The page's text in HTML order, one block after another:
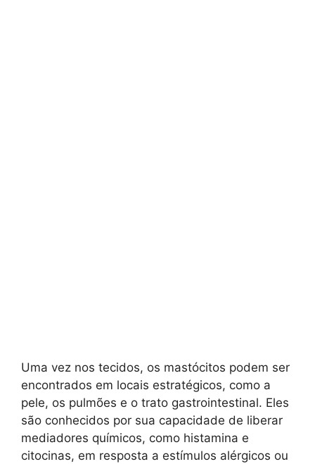
Uma vez nos tecidos, os mastócitos podem ser
encontrados em locais estratégicos, como a
pele, os pulmões e o trato gastrointestinal. Eles
são conhecidos por sua capacidade de liberar
mediadores químicos, como histamina e
citocinas, em resposta a estímulos alérgicos ou